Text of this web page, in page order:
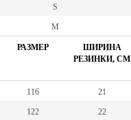
S
M
РАЗМЕР
ШИРИНА
РЕЗИНКИ, СМ
116 21
122 22